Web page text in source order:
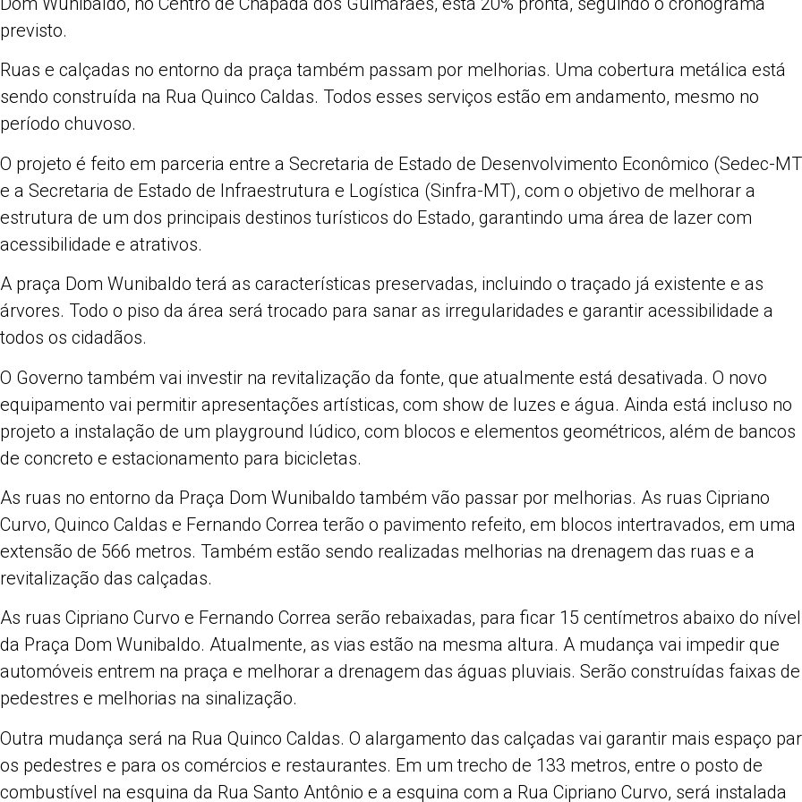
previsto.
Ruas e calçadas no entorno da praça também passam por melhorias. Uma cobertura metálica está
sendo construída na Rua Quinco Caldas. Todos esses serviços estão em andamento, mesmo no
período chuvoso.
O projeto é feito em parceria entre a Secretaria de Estado de Desenvolvimento Econômico (Sedec-
e a Secretaria de Estado de Infraestrutura e Logística (Sinfra-MT), com o objetivo de melhorar a
estrutura de um dos principais destinos turísticos do Estado, garantindo uma área de lazer com
acessibilidade e atrativos.
A praça Dom Wunibaldo terá as características preservadas, incluindo o traçado já existente e as
árvores. Todo o piso da área será trocado para sanar as irregularidades e garantir acessibilidade a
todos os cidadãos.
O Governo também vai investir na revitalização da fonte, que atualmente está desativada. O novo
equipamento vai permitir apresentações artísticas, com show de luzes e água. Ainda está incluso no
projeto a instalação de um playground lúdico, com blocos e elementos geométricos, além de bancos
de concreto e estacionamento para bicicletas.
As ruas no entorno da Praça Dom Wunibaldo também vão passar por melhorias. As ruas Cipriano
Curvo, Quinco Caldas e Fernando Correa terão o pavimento refeito, em blocos intertravados, em uma
extensão de 566 metros. Também estão sendo realizadas melhorias na drenagem das ruas e a
revitalização das calçadas.
As ruas Cipriano Curvo e Fernando Correa serão rebaixadas, para ficar 15 centímetros abaixo do nível
da Praça Dom Wunibaldo. Atualmente, as vias estão na mesma altura. A mudança vai impedir que
automóveis entrem na praça e melhorar a drenagem das águas pluviais. Serão construídas faixas de
pedestres e melhorias na sinalização.
Outra mudança será na Rua Quinco Caldas. O alargamento das calçadas vai garantir mais espaço
os pedestres e para os comércios e restaurantes. Em um trecho de 133 metros, entre o posto de
combustível na esquina da Rua Santo Antônio e a esquina com a Rua Cipriano Curvo, será instalada